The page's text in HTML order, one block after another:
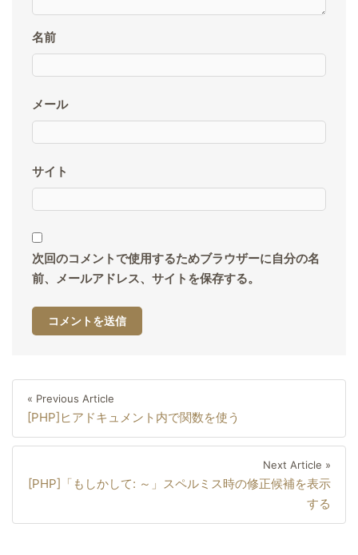
名前
メール
サイト
次回のコメントで使用するためブラウザーに自分の名
前、メールアドレス、サイトを保存する。
ナ
シ
Previous
Article
« Previous Article
[PHP]ヒアドキュメント内で関数を使う
Next Article »
[PHP]「もしかして: ～」スペルミス時の修正候補を表示
する